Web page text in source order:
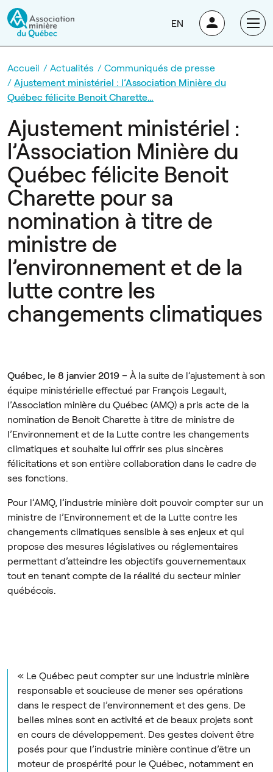
EN
Accueil Actualités
Communiqués de presse
Ajustement ministériel : l’Association Minière du
Québec félicite Benoit Charette…
Ajustement ministériel :
l’Association Minière du
Québec félicite Benoit
Charette pour sa
nomination à titre de
ministre de
l’environnement et de la
lutte contre les
changements climatiques
Québec, le 8 janvier 2019 – À la suite de l’ajustement à son
équipe ministérielle effectué par François Legault,
l’Association minière du Québec (AMQ) a pris acte de la
nomination de Benoit Charette à titre de ministre de
l’Environnement et de la Lutte contre les changements
climatiques et souhaite lui offrir ses plus sincères
félicitations et son entière collaboration dans le cadre de
ses fonctions.
Pour l’AMQ, l’industrie minière doit pouvoir compter sur un
ministre de l’Environnement et de la Lutte contre les
changements climatiques sensible à ses enjeux et qui
propose des mesures législatives ou réglementaires
permettant d’atteindre les objectifs gouvernementaux
tout en tenant compte de la réalité du secteur minier
québécois.
« Le Québec peut compter sur une industrie minière
responsable et soucieuse de mener ses opérations
dans le respect de l’environnement et des gens. De
belles mines sont en activité et de beaux projets sont
en cours de développement. Des gestes doivent être
posés pour que l’industrie minière continue d’être un
moteur de prospérité pour le Québec, notamment en